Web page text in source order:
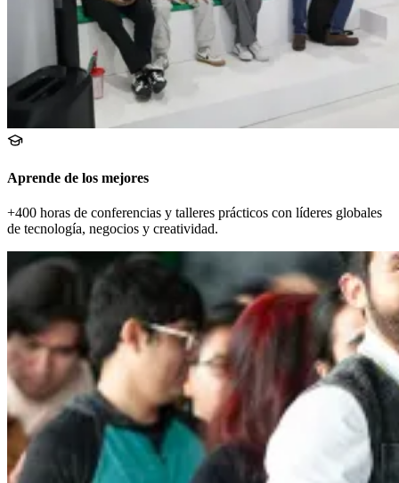
Aprende de los mejores
+400 horas de conferencias y talleres prácticos con líderes globales
de tecnología, negocios y creatividad.